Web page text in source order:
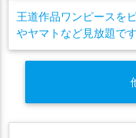
王道作品ワンピースを
やヤマトなど見放題で